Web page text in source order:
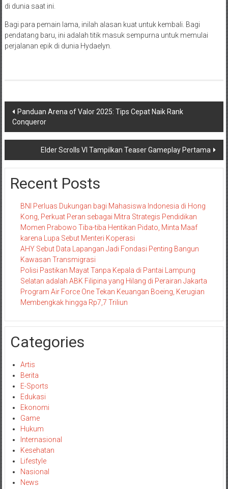
di dunia saat ini.
Bagi para pemain lama, inilah alasan kuat untuk kembali. Bagi
pendatang baru, ini adalah titik masuk sempurna untuk memulai
perjalanan epik di dunia Hydaelyn.
Navigasi
pos
Panduan Arena of Valor 2025: Tips Cepat Naik Rank
Conqueror
Elder Scrolls VI Tampilkan Teaser Gameplay Pertama
Recent Posts
BNI Perluas Dukungan bagi Mahasiswa Indonesia di Hong
Kong, Perkuat Peran sebagai Mitra Strategis Pendidikan
Momen Prabowo Tiba-tiba Hentikan Pidato, Minta Maaf
karena Lupa Sebut Menteri Koperasi
AHY Sebut Data Lapangan Jadi Fondasi Penting Bangun
Kawasan Transmigrasi
Polisi Pastikan Mayat Tanpa Kepala di Pantai Lampung
Selatan adalah ABK Filipina yang Hilang di Perairan Jakarta
Program Air Force One Tekan Keuangan Boeing, Kerugian
Membengkak hingga Rp7,7 Triliun
Categories
Artis
Berita
E-Sports
Edukasi
Ekonomi
Game
Hukum
Internasional
Kesehatan
Lifestyle
Nasional
News